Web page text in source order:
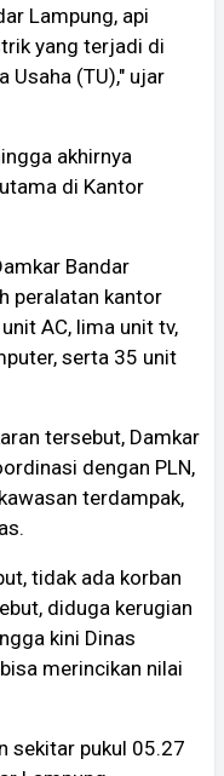
Lampung, api
yang terjadi di
Usaha (TU)," ujar
akhirnya
di Kantor
Bandar
peralatan kantor
AC, lima unit tv,
serta 35 unit
tersebut, Damkar
dengan PLN,
terdampak,
tidak ada korban
diduga kerugian
kini Dinas
merincikan nilai
sekitar pukul 05.27